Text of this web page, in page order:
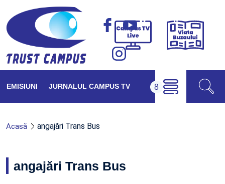
Campus
Viața
EMISIUNI JURNALUL CAMPUS TV
Acasă angajări Trans Bus
angajări Trans Bus